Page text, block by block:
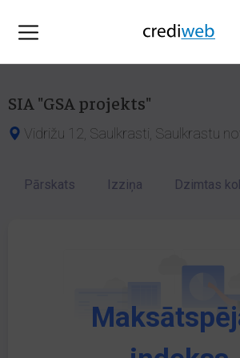
SIA "GSA projekts"
Vidrižu 12, Saulkrasti, Saulkrastu
Pārskats Izziņa Dzimtas